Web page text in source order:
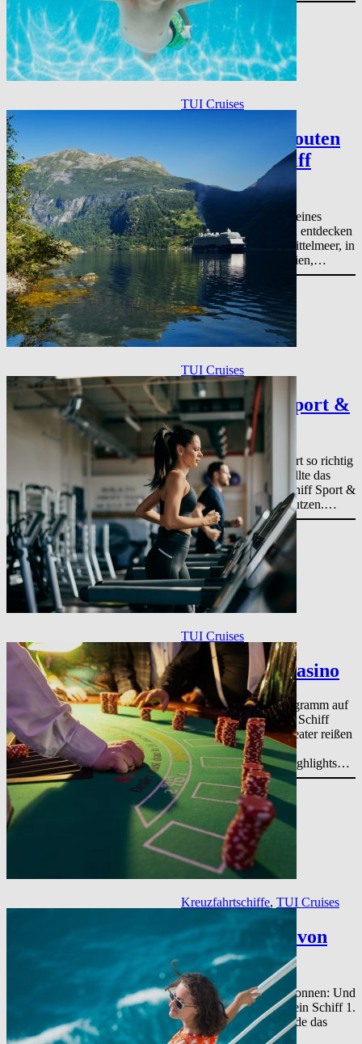
TUI Cruises
Kreuzfahrt Routen
der Mein Schiff
Flotte
Kommen Sie an Bord eines
Kreuzfahrtschiffes und entdecken
Sie die Welt. Ob im Mittelmeer, in
der Karibik oder in Asien,…
TUI Cruises
Mein Schiff Sport &
Gesundheit
Wer sich auf Kreuzfahrt so richtig
auspowern möchte, sollte das
Angebot von Mein Schiff Sport &
Gesundheit an Bord nutzen.…
TUI Cruises
Mein Schiff Casino
Das Unterhaltungsprogramm auf
den Schiffen der Mein Schiff
Flotte ist riesig. Im Theater reißen
Sie die Künstler bei
verschiedenen Showhighlights…
Kreuzfahrtschiffe, TUI Cruises
Mein Schiff 1 von
TUI Cruises
Eine neue Ära hat begonnen: Und
zwar mit der neuen Mein Schiff 1.
Am 11. Mai 2018 wurde das
Schiff…